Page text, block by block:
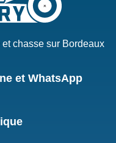
chasse sur Bordeaux
et WhatsApp